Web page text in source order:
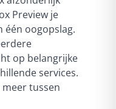
Preview je
één oogopslag.
op belangrijke
services.
meer tussen